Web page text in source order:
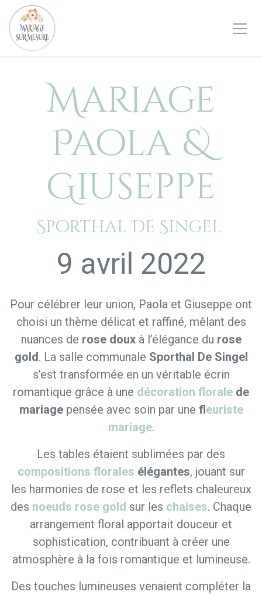
Se rendre au contenu
Mariage
Paola &
Giuseppe
Sporthal De Singel
9 avril 2022
Pour célébrer leur union, Paola et Giuseppe ont
choisi un thème délicat et raffiné, mêlant des
nuances de rose douxà l’élégance du rose
gold. La salle communale Sporthal De Singel
s’est transformée en un véritable écrin
romantique grâce à une décoration florale de
mariagepensée avec soin par une fleuriste
mariage.
Les tables étaient sublimées par des
compositions florales élégantes, jouant sur
les harmonies de rose et les reflets chaleureux
des noeuds rose gold sur les chaises. Chaque
arrangement floral apportait douceur et
sophistication, contribuant à créer une
atmosphère à la fois romantique et lumineuse.
Des touches lumineuses venaient compléter la